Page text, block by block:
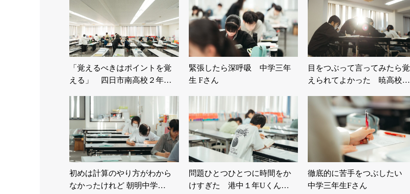
「覚えるべきはポイントを覚
える」 四日市南高校２年…
緊張したら深呼吸 中学三年
生 Fさん
目をつぶって言ってみたら覚
えられてよかった 暁高校…
初めは計算のやり方がわから
なかったけれど 朝明中学…
問題ひとつひとつに時間をか
けすぎた 港中１年Uくん…
徹底的に苦手をつぶしたい
中学三年生Fさん